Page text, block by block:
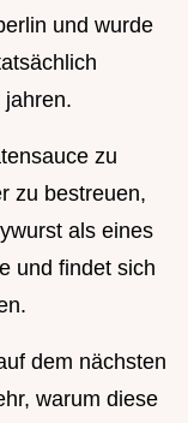
und wurde
zu
zu bestreuen,
als eines
und findet sich
dem nächsten
warum diese